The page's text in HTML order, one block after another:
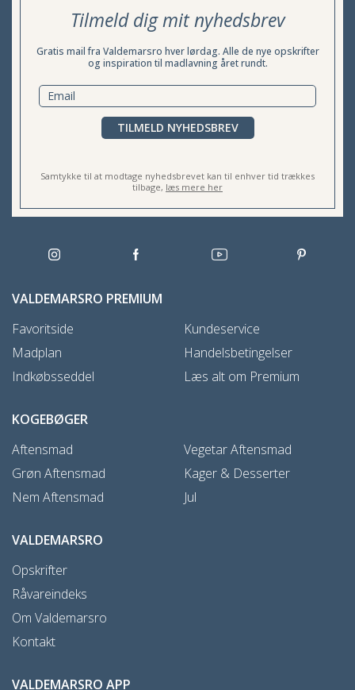
Tilmeld dig mit nyhedsbrev
Gratis mail fra Valdemarsro hver lørdag. Alle de nye opskrifter
og inspiration til madlavning året rundt.
TILMELD NYHEDSBREV
Samtykke til at modtage nyhedsbrevet kan til enhver tid trækkes
tilbage, læs mere her
VALDEMARSRO PREMIUM
Favoritside
Madplan
Indkøbsseddel
Kundeservice
Handelsbetingelser
Læs alt om Premium
KOGEBØGER
Aftensmad
Grøn Aftensmad
Nem Aftensmad
Vegetar Aftensmad
Kager & Desserter
Jul
VALDEMARSRO
Opskrifter
Råvareindeks
Om Valdemarsro
Kontakt
VALDEMARSRO APP